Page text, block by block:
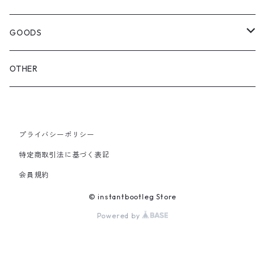
OTHER BAGS
CAP&HAT
GLOVES&SCARF
SHOULDER
SMALL BAG
GOODS
TOY
PINS& PINBACK
SOX
OTHER
プライバシーポリシー
特定商取引法に基づく表記
会員規約
© instantbootleg Store
Powered by